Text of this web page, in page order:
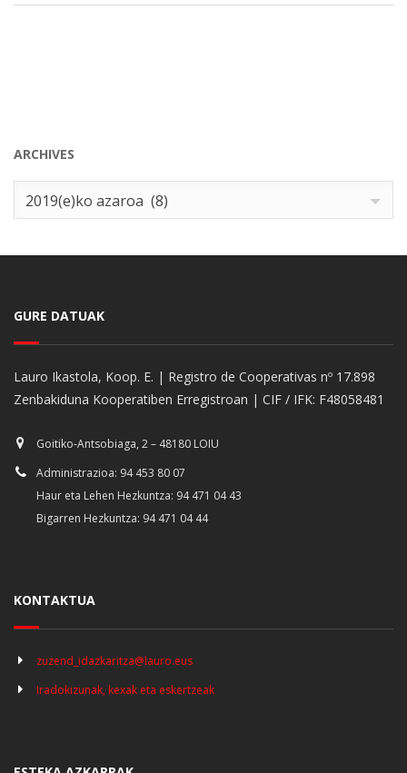
ARCHIVES
Archives
2019(e)ko azaroa (8)
GURE DATUAK
Lauro Ikastola, Koop. E. | Registro de Cooperativas nº 17.898
Zenbakiduna Kooperatiben Erregistroan | CIF / IFK: F48058481
Goitiko-Antsobiaga, 2 – 48180 LOIU
Administrazioa: 94 453 80 07
Haur eta Lehen Hezkuntza: 94 471 04 43
Bigarren Hezkuntza: 94 471 04 44
KONTAKTUA
zuzend_idazkaritza@lauro.eus
Iradokizunak, kexak eta eskertzeak